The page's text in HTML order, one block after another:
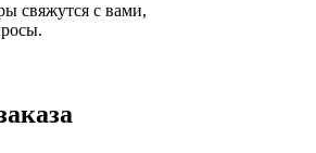
свяжутся с вами,